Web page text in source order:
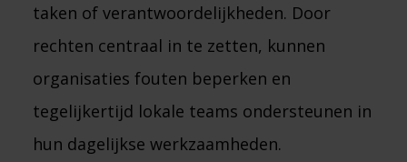
taken of verantwoordelijkheden. Door
rechten centraal in te zetten, kunnen
organisaties fouten beperken en
tegelijkertijd lokale teams ondersteunen in
hun dagelijkse werkzaamheden.